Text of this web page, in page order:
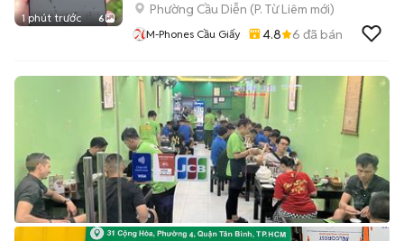
1 phút trước 6
Phường Cầu Diễn (P. Từ Liêm mới)
M-Phones Cầu Giấy 4.8 6 đã bán